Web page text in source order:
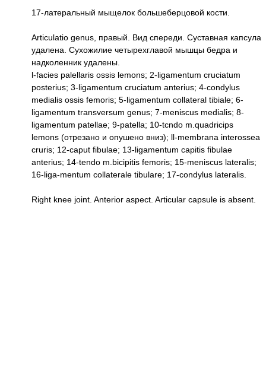
17-латеральный мыщелок большеберцовой кости.
Articulatio genus, правый. Вид спереди. Суставная капсула
удалена. Сухожилие четырехглавой мышцы бедра и
надколенник удалены.
l-facies palellaris ossis lemons; 2-ligamentum cruciatum
posterius; 3-ligamentum cruciatum anterius; 4-condylus
medialis ossis femoris; 5-ligamentum collateral tibiale; 6-
ligamentum transversum genus; 7-meniscus medialis; 8-
ligamentum patellae; 9-patella; 10-tcndo m.quadricips
lemons (отрезано и опушено вниз); ll-membrana interossea
cruris; 12-caput fibulae; 13-ligamentum capitis fibulae
anterius; 14-tendo m.bicipitis femoris; 15-meniscus lateralis;
16-liga-mentum collaterale tibulare; 17-condylus lateralis.
Right knee joint. Anterior aspect. Articular capsule is absent.